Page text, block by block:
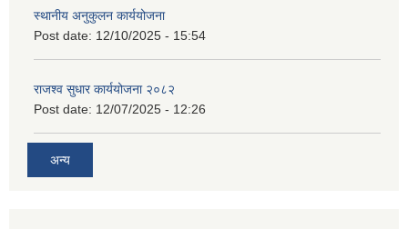
स्थानीय अनुकुलन कार्ययोजना
Post date: 12/10/2025 - 15:54
राजश्व सुधार कार्ययोजना २०८२
Post date: 12/07/2025 - 12:26
अन्य